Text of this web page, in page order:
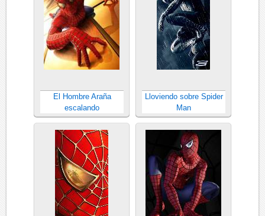
El Hombre Araña
escalando
Lloviendo sobre Spider
Man